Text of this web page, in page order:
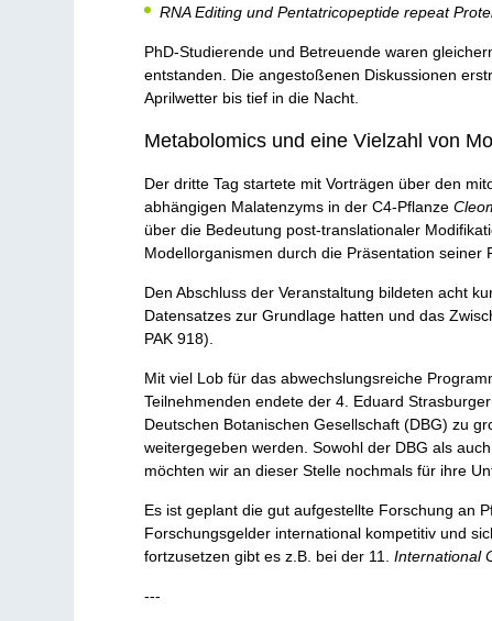
RNA Editing und Pentatricopeptide repeat
PhD-Studierende und Betreuende waren
entstanden. Die angestoßenen Diskussionen
Aprilwetter bis tief in die Nacht.
Metabolomics und eine Vielzahl von
Der dritte Tag startete mit Vorträgen über den
abhängigen Malatenzyms in der C4-Pflanze
über die Bedeutung post-translationaler
Modellorganismen durch die Präsentation
Den Abschluss der Veranstaltung bildeten acht
Datensatzes zur Grundlage hatten und das
PAK 918).
Mit viel Lob für das abwechslungsreiche
Teilnehmenden endete der 4. Eduard
Deutschen Botanischen Gesellschaft (DBG) zu
weitergegeben werden. Sowohl der DBG als
möchten wir an dieser Stelle nochmals für ihre
Es ist geplant die gut aufgestellte Forschung an
Forschungsgelder international kompetitiv und
fortzusetzen gibt es z.B. bei der 11. International
---